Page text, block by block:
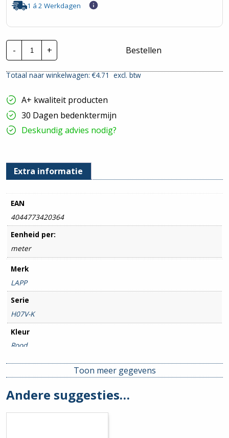
1 á 2 Werkdagen
-
Lapp
Montagedraad
|
K
70°
25mm²
|
Rood
|
Per
+ Bestellen
Totaal naar winkelwagen: €4.71excl. btw
A+ kwaliteit producten
30 Dagen bedenktermijn
Deskundig advies nodig?
Extra informatie
EAN
4044773420364
Eenheid per:
meter
Merk
LAPP
Serie
H07V-K
Kleur
Rood
Doorsnede geleider (mm)
25mm²
Max. Temperatuur
Toon meer gegevens
Andere suggesties…